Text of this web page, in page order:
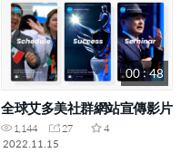
00 : 48
全球艾多美社群網站宣傳影片
1,144 27
4
2022.11.15